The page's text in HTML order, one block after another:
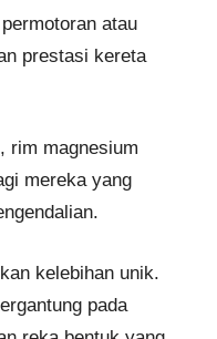
atau
prestasi kereta
rim magnesium
mereka yang
kelebihan unik.
pada